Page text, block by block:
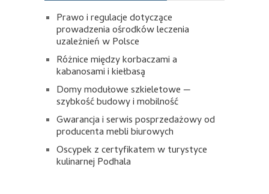
Prawo i regulacje dotyczące
prowadzenia ośrodków leczenia
uzależnień w Polsce
Różnice między korbaczami a
kabanosami i kiełbasą
Domy modułowe szkieletowe —
szybkość budowy i mobilność
Gwarancja i serwis posprzedażowy od
producenta mebli biurowych
Oscypek z certyfikatem w turystyce
kulinarnej Podhala